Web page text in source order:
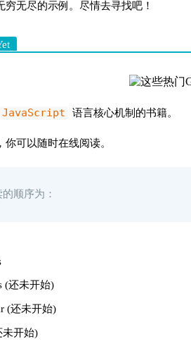
无尽的示例。尽情去寻找吧！
JavaScript 语言核心机制的书籍。
可以随时在线阅读。
顺序为：
(还未开始)
(还未开始)
未开始)